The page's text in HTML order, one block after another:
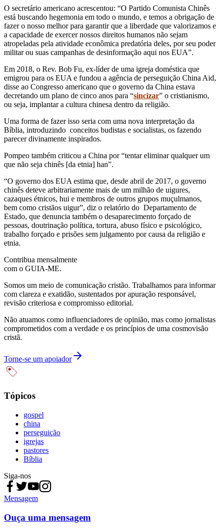
O secretário americano acrescentou: “O Partido Comunista Chinês
está buscando hegemonia em todo o mundo, e temos a obrigação de
fazer o nosso melhor para garantir que a liberdade que valorizamos e
a capacidade de exercer nossos direitos humanos não sejam
atropeladas pela atividade econômica predatória deles, por seu poder
militar ou suas campanhas de desinformação aqui nos EUA”.
Em 2018, o Rev. Bob Fu, ex-líder de uma igreja doméstica que
emigrou para os EUA e fundou a agência de perseguição China Aid,
disse ao Congresso americano que o governo da China estava
decretando um plano de cinco anos para “sincizar” o cristianismo,
ou seja, implantar a cultura chinesa dentro da religião.
Uma forma de fazer isso seria com uma nova interpretação da
Bíblia, introduzindo conceitos budistas e socialistas, os fazendo
parecer divinamente inspirados.
Pompeo também criticou a China por “tentar eliminar qualquer um
que não seja chinês [da etnia] han”.
“O governo dos EUA estima que, desde abril de 2017, o governo
chinês deteve arbitrariamente mais de um milhão de uigures,
cazaques étnicos, hui e membros de outros grupos muçulmanos,
bem como cristãos uigur”, diz o relatório do Departamento de
Estado, que denuncia também o desaparecimento forçado de
pessoas, doutrinação política, tortura, abuso físico e psicológico,
trabalho forçado e prisões sem julgamento por causa da religião e
etnia.
Contribua mensalmente
com o GUIA-ME.
Somos um meio de comunicação cristão. Trabalhamos para informar
com clareza e exatidão, sustentados por apuração responsável,
revisão criteriosa e compromisso editorial.
Não atuamos como influenciadores de opinião, mas como jornalistas
comprometidos com a verdade e os princípios de uma cosmovisão
cristã.
Torne-se um apoiador
Tópicos
gospel
china
perseguição
igrejas
pastores
Bíblia
Siga-nos
Mensagem
Ouça uma mensagem